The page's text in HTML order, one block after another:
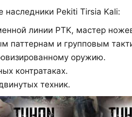
Pekiti Tirsia Kali:
линии PTK, мастер
паттернам и групповым
оружию.
контратаках.
техник.